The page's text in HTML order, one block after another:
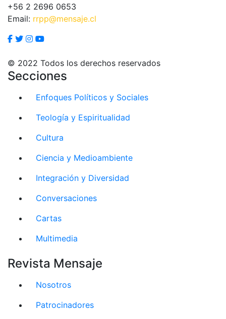
+56 2 2696 0653
Email: rrpp@mensaje.cl
© 2022 Todos los derechos reservados
Secciones
Enfoques Políticos y Sociales
Teología y Espiritualidad
Cultura
Ciencia y Medioambiente
Integración y Diversidad
Conversaciones
Cartas
Multimedia
Revista Mensaje
Nosotros
Patrocinadores